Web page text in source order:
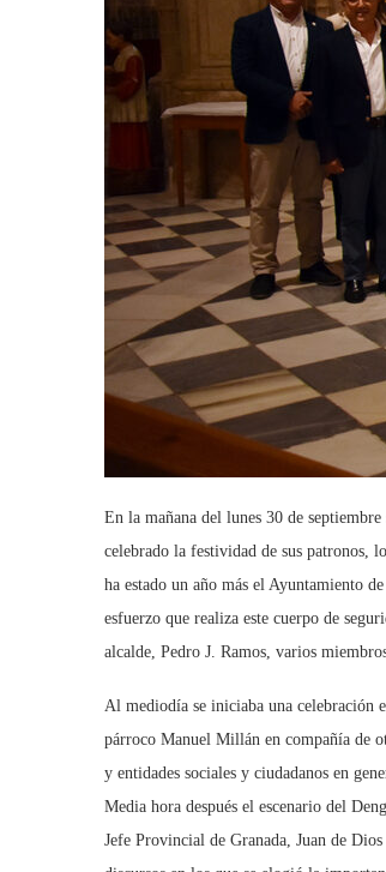
En la mañana del lunes 30 de
celebrado la festividad de sus patronos,
ha estado un año más el Ayuntamiento
esfuerzo que realiza este cuerpo de
alcalde, Pedro J. Ramos, varios
Al mediodía se iniciaba una celebración
párroco Manuel Millán en compañía de
y entidades sociales y ciudadanos en
Media hora después el escenario del
Jefe Provincial de Granada, Juan de